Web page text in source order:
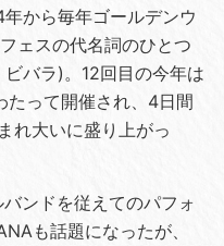
から毎年ゴールデンウ
ェスの代名詞のひとつ
バラ)。12回⽬の今年は
って開催され、4⽇間
れ⼤いに盛り上がっ
ンドを従えてのパフォ
も話題になったが、